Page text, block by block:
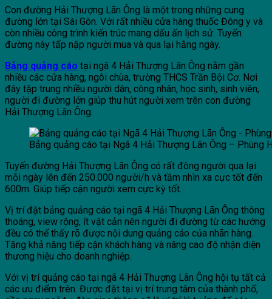
Con đường Hải Thượng Lãn Ông là một trong những cung
đường lớn tại Sài Gòn. Với rất nhiều cửa hàng thuốc Đông y và
còn nhiều công trình kiến trúc mang dấu ấn lịch sử. Tuyến
đường này tấp nập người mua và qua lại hằng ngày.
Bảng quảng cáo tại ngã 4 Hải Thượng Lãn Ông nằm gần
nhiều các cửa hàng, ngôi chùa, trường THCS Trần Bội Cơ. Nơi
đây tập trung nhiều người dân, công nhân, học sinh, sinh viên,
người đi đường lớn giúp thu hút người xem trên con đường
Hải Thượng Lãn Ông.
Bảng quảng cáo tại Ngã 4 Hải Thượng Lãn Ông – Phùng
Tuyến đường Hải Thượng Lãn Ông có rất đông người qua lại
mỗi ngày lên đến 250.000 người/h và tầm nhìn xa cực tốt đến
600m. Giúp tiếp cận người xem cực kỳ tốt.
Vị trí đặt bảng quảng cáo tại ngã 4 Hải Thượng Lãn Ông thông
thoáng, view rộng, ít vật cản nên người đi đường từ các hướng
đều có thể thấy rõ được nội dung quảng cáo của nhãn hàng.
Tăng khả năng tiếp cận khách hàng và nâng cao độ nhận diện
thương hiệu cho doanh nghiệp.
Với vị trí quảng cáo tại ngã 4 Hải Thượng Lãn Ông hội tụ tất cả
các ưu điểm trên. Được đặt tại vị trí trung tâm của thành phố,